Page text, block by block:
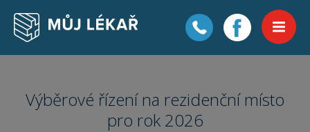
Výběrové řízení na rezidenční místo
pro rok 2026